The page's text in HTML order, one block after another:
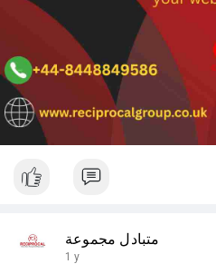
متبادل مجموعة
1 y